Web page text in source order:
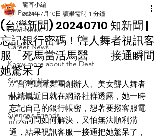
All Posts
Deaf News
Career News
Know more about the Deaf
Silence's Notice
The Voice
Silence’s Friends
(台灣新聞) 20240710 知新聞 |
忘記銀行密碼！聾人舞者視訊客
服「死馬當活馬醫」 接通瞬間
她驚呆了
龍耳小編
2024年7月10日 讀畢需時 1 分鐘
// 台灣聽障舞團創辦人、美女聾人舞者
林靖嵐近日就在網路社群透露，她一時
忘記自己的銀行帳密，想著要撥客服電
話去詢問如何解決，又怕無法順利溝
通，結果視訊客服一接通把她驚呆了，